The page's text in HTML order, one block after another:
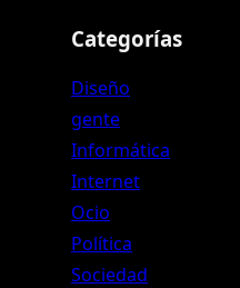
Categorías
Diseño
gente
Informática
Internet
Ocio
Política
Sociedad